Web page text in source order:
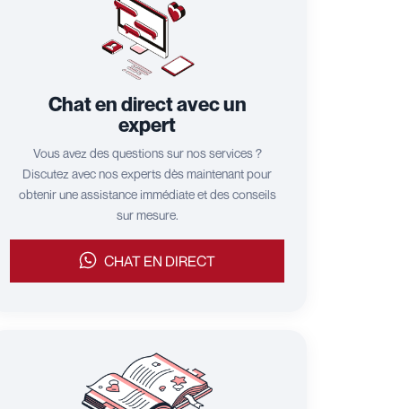
Chat en direct avec un
expert
Vous avez des questions sur nos services ?
Discutez avec nos experts dès maintenant pour
obtenir une assistance immédiate et des conseils
sur mesure.
CHAT EN DIRECT